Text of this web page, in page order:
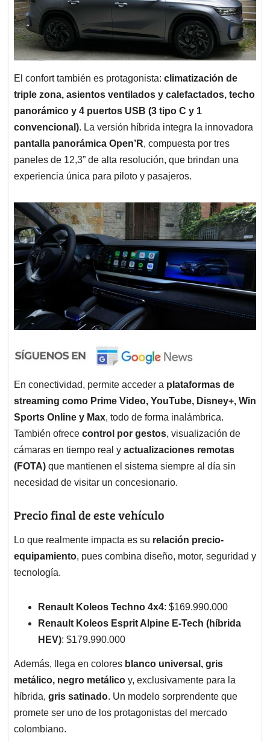
El confort también es protagonista: climatización de
triple zona, asientos ventilados y calefactados, techo
panorámico y 4 puertos USB (3 tipo C y 1
convencional). La versión híbrida integra la innovadora
pantalla panorámica Open’R, compuesta por tres
paneles de 12,3” de alta resolución, que brindan una
experiencia única para piloto y pasajeros.
En conectividad, permite acceder a plataformas de
streaming como Prime Video, YouTube, Disney+, Win
Sports Online y Max, todo de forma inalámbrica.
También ofrece control por gestos, visualización de
cámaras en tiempo real y actualizaciones remotas
(FOTA) que mantienen el sistema siempre al día sin
necesidad de visitar un concesionario.
Precio final de este vehículo
Lo que realmente impacta es su relación precio-
equipamiento, pues combina diseño, motor, seguridad y
tecnología.
Renault Koleos Techno 4x4: $169.990.000
Renault Koleos Esprit Alpine E-Tech (híbrida
HEV): $179.990.000
Además, llega en colores blanco universal, gris
metálico, negro metálico y, exclusivamente para la
híbrida, gris satinado. Un modelo sorprendente que
promete ser uno de los protagonistas del mercado
colombiano.